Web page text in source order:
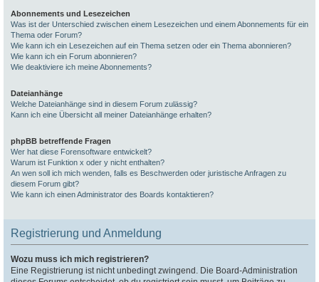
Abonnements und Lesezeichen
Was ist der Unterschied zwischen einem Lesezeichen und einem Abonnements für ein
Thema oder Forum?
Wie kann ich ein Lesezeichen auf ein Thema setzen oder ein Thema abonnieren?
Wie kann ich ein Forum abonnieren?
Wie deaktiviere ich meine Abonnements?
Dateianhänge
Welche Dateianhänge sind in diesem Forum zulässig?
Kann ich eine Übersicht all meiner Dateianhänge erhalten?
phpBB betreffende Fragen
Wer hat diese Forensoftware entwickelt?
Warum ist Funktion x oder y nicht enthalten?
An wen soll ich mich wenden, falls es Beschwerden oder juristische Anfragen zu
diesem Forum gibt?
Wie kann ich einen Administrator des Boards kontaktieren?
Registrierung und Anmeldung
Wozu muss ich mich registrieren?
Eine Registrierung ist nicht unbedingt zwingend. Die Board-Administration